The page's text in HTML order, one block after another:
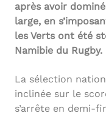
après avoir
large, en
les Verts ont été
Namibie du Rugby.
La sélection
inclinée sur le
s’arrête en demi-